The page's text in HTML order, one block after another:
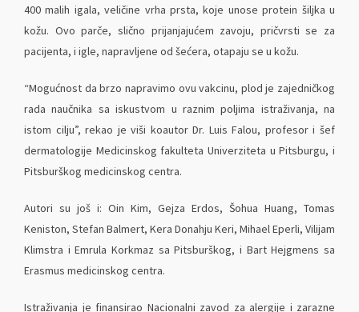
400 malih igala, veličine vrha prsta, koje unose protein šiljka u
kožu. Ovo parče, slično prijanjajućem zavoju, pričvrsti se za
pacijenta, i igle, napravljene od šećera, otapaju se u kožu.
“Mogućnost da brzo napravimo ovu vakcinu, plod je zajedničkog
rada naučnika sa iskustvom u raznim poljima istraživanja, na
istom cilju”, rekao je viši koautor Dr. Luis Falou, profesor i šef
dermatologije Medicinskog fakulteta Univerziteta u Pitsburgu, i
Pitsburškog medicinskog centra.
Autori su još i: Oin Kim, Gejza Erdos, Šohua Huang, Tomas
Keniston, Stefan Balmert, Kera Donahju Keri, Mihael Eperli, Vilijam
Klimstra i Emrula Korkmaz sa Pitsburškog, i Bart Hejgmens sa
Erasmus medicinskog centra.
Istraživanja je finansirao Nacionalni zavod za alergije i zarazne